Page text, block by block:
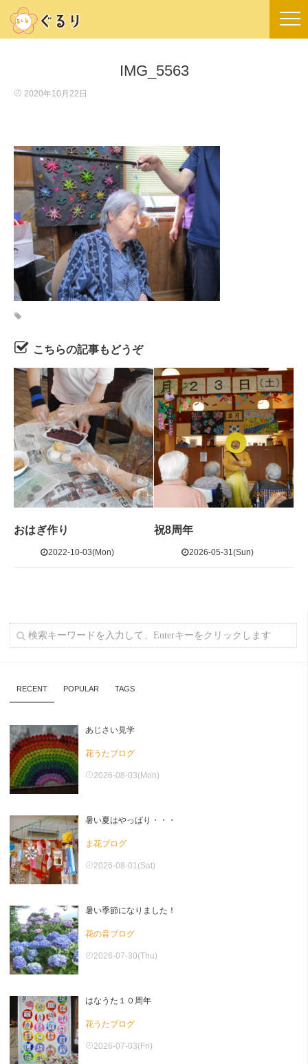
IMG_5563
2020年10月22日
こちらの記事もどうぞ
おはぎ作り
2022-10-03(Mon)
祝8周年
2026-05-31(Sun)
RECENT POPULAR TAGS
あじさい見学
花うたブログ
2026-08-03(Mon)
暑い夏はやっぱり・・・
ま花ブログ
2026-08-01(Sat)
暑い季節になりました！
花の音ブログ
2026-07-30(Thu)
はなうた１０周年
花うたブログ
2026-07-03(Fri)